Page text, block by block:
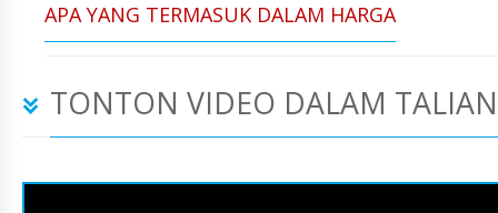
APA YANG TERMASUK DALAM HARGA
TONTON VIDEO DALAM TALIAN